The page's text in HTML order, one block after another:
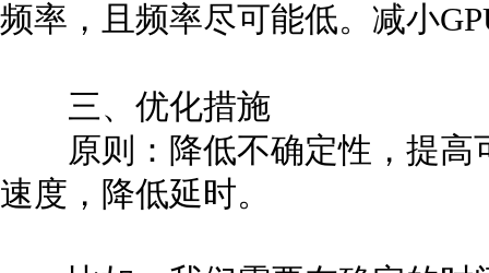
频率，且频率尽可能低。减小
三、优化措施
原则：降低不确定性，提高
速度，降低延时。